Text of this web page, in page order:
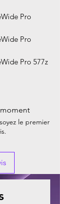
Pro
Pro
Pro 577z
le premier